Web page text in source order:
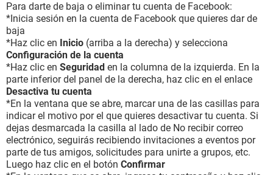
Para darte de baja o eliminar tu cuenta de Facebook:
*Inicia sesión en la cuenta de Facebook que quieres dar de
baja
*Haz clic en Inicio (arriba a la derecha) y selecciona
Configuración de la cuenta
*Haz clic en Seguridad en la columna de la izquierda. En la
parte inferior del panel de la derecha, haz clic en el enlace
Desactiva tu cuenta
*En la ventana que se abre, marcar una de las casillas para
indicar el motivo por el que quieres desactivar tu cuenta. Si
dejas desmarcada la casilla al lado de No recibir correo
electrónico, seguirás recibiendo invitaciones a eventos por
parte de tus amigos, solicitudes para unirte a grupos, etc.
Luego haz clic en el botón Confirmar